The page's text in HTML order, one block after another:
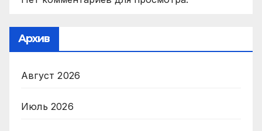
Архив
Август 2026
Июль 2026